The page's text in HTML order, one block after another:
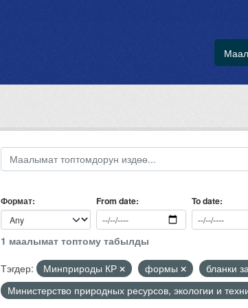
Формат From date To date
1 маалымат топтому табылды
Тэгдер:
Минприроды КР формы бланки
Министерство природных ресурсов, экологии и